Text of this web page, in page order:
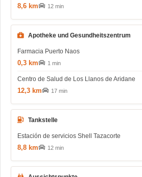
8,6 km 12 min
Apotheke und Gesundheitszentrum
Farmacia Puerto Naos
0,3 km 1 min
Centro de Salud de Los Llanos de Aridane
12,3 km 17 min
Tankstelle
Estación de servicios Shell Tazacorte
8,8 km 12 min